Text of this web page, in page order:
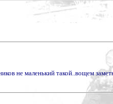
не маленький такой..вощем